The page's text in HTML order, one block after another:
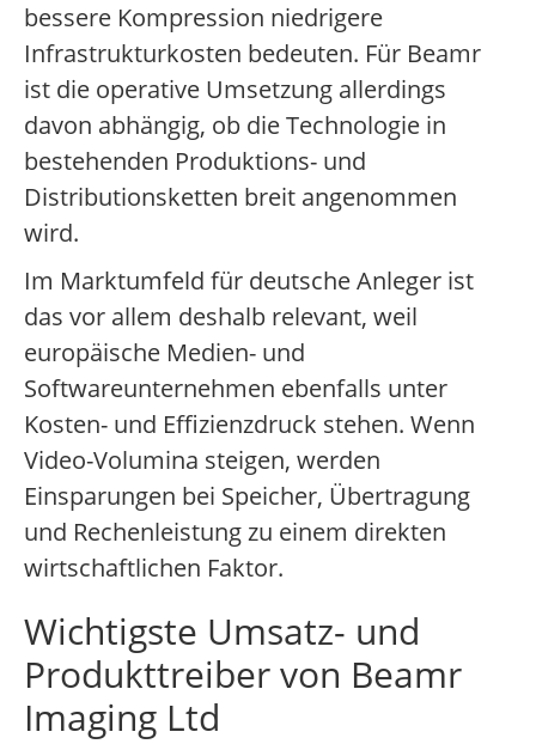
bessere Kompression niedrigere
Infrastrukturkosten bedeuten. Für Beamr
ist die operative Umsetzung allerdings
davon abhängig, ob die Technologie in
bestehenden Produktions- und
Distributionsketten breit angenommen
wird.
Im Marktumfeld für deutsche Anleger ist
das vor allem deshalb relevant, weil
europäische Medien- und
Softwareunternehmen ebenfalls unter
Kosten- und Effizienzdruck stehen. Wenn
Video-Volumina steigen, werden
Einsparungen bei Speicher, Übertragung
und Rechenleistung zu einem direkten
wirtschaftlichen Faktor.
Wichtigste Umsatz- und
Produkttreiber von Beamr
Imaging Ltd